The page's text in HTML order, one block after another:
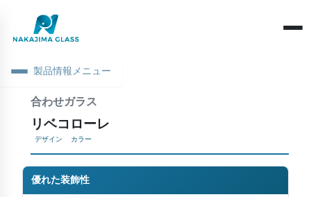
製品情報メニュー
合わせガラス
リベコローレ
デザイン カラー
優れた装飾性